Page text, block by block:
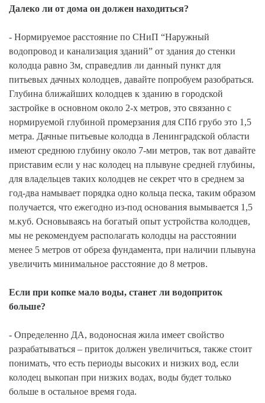
Далеко ли от дома он должен находиться?
- Нормируемое расстояние по СНиП “Наружный
водопровод и канализация зданий” от здания до стенки
колодца равно 3м, справедлив ли данный пункт для
питьевых дачных колодцев, давайте попробуем разобраться.
Глубина ближайших колодцев к зданию в городской
застройке в основном около 2-х метров, это связанно с
нормируемой глубиной промерзания для СПб грубо это 1,5
метра. Дачные питьевые колодца в Ленинградской области
имеют среднюю глубину около 7-ми метров, так вот давайте
приставим если у нас колодец на плывуне средней глубины,
для владельцев таких колодцев не секрет что в среднем за
год-два намывает порядка одно кольца песка, таким образом
получается, что ежегодно из-под основания вымывается 1,5
м.куб. Основываясь на богатый опыт устройства колодцев,
мы не рекомендуем располагать колодцы на расстоянии
менее 5 метров от обреза фундамента, при наличии плывуна
увеличить минимальное расстояние до 8 метров.
Если при копке мало воды, станет ли водоприток
больше?
- Определенно ДА, водоносная жила имеет свойство
разрабатываться – приток должен увеличиться, также стоит
понимать, что есть периоды высоких и низких вод, если
колодец выкопан при низких водах, воды будет только
больше в остальное время года.